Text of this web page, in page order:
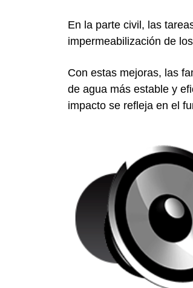
En la parte civil, las
impermeabilización de
Con estas mejoras, las
de agua más estable y
impacto se refleja en el